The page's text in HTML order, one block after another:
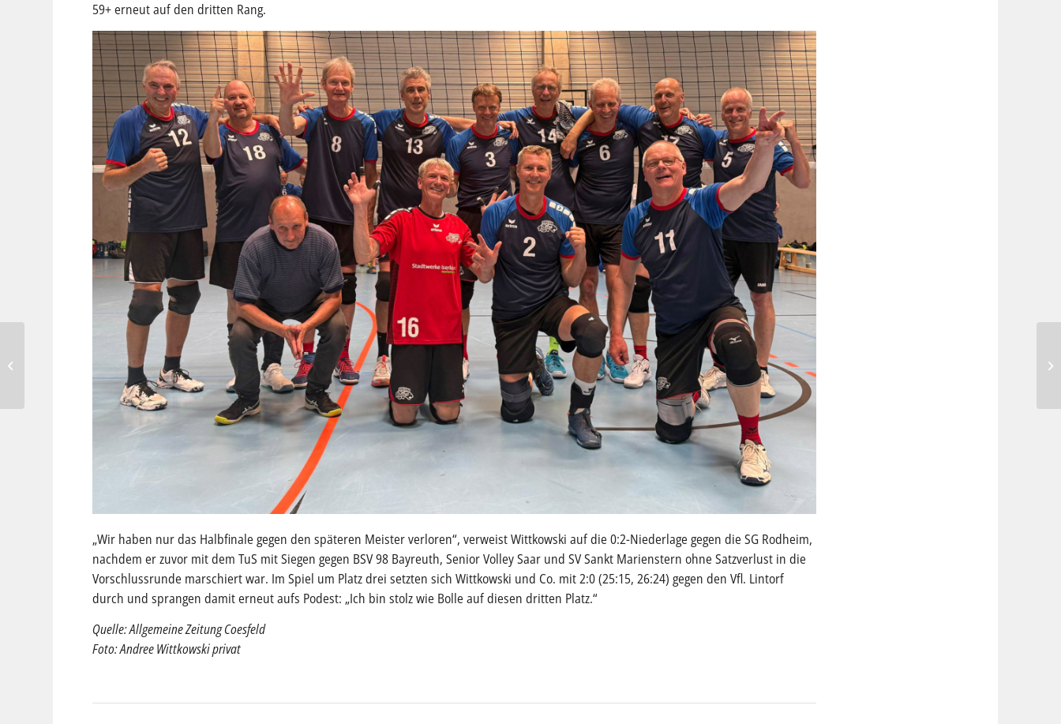
59+ erneut auf den dritten Rang.
„Wir haben nur das Halbfinale gegen den späteren Meister verloren“, verweist Wittkowski auf die 0:2-Niederlage gegen die SG Rodheim,
nachdem er zuvor mit dem TuS mit Siegen gegen BSV 98 Bayreuth, Senior Volley Saar und SV Sankt Marienstern ohne Satzverlust in die
Vorschlussrunde marschiert war. Im Spiel um Platz drei setzten sich Wittkowski und Co. mit 2:0 (25:15, 26:24) gegen den Vfl. Lintorf
durch und sprangen damit erneut aufs Podest: „Ich bin stolz wie Bolle auf diesen dritten Platz.“
Quelle: Allgemeine Zeitung Coesfeld
Foto: Andree Wittkowski privat
Nur ein Remis für die SG